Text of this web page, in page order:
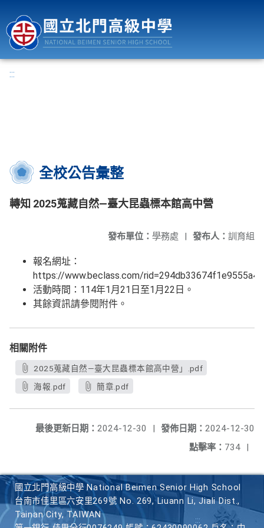
:::
全校公告彙整
轉知 2025蒐藏自然—臺大昆蟲標本館高中營
發布人： 訓育組
發布單位： 學務處 |
報名網址：
https://www.beclass.com/
活動時間：114年1月21日至1月22日。
其餘資訊請參閱附件。
相關附件
2025蒐藏自然—臺大昆蟲標本館高中營」.pdf
海報.pdf
簡章.pdf
發佈日期： 2024-12-30
最後更新日期： 2024-12-30
|
點擊率： 734 |
國立北門高級中學 National Beimen Senior High School
台南市佳里區六安里269號 No. 269, Liuann Li, Jiali Dist.,
Tainan City, TAIWAN